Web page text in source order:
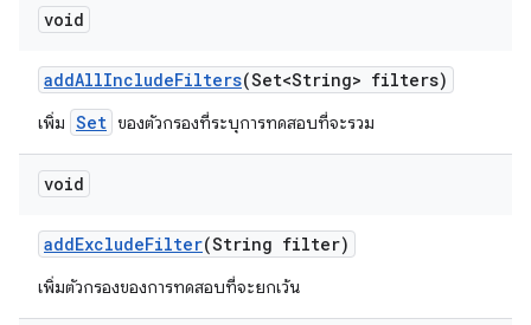
void
addAllIncludeFilters(Set<String> filters)
เพิ่ม Set ของตัวกรองที่ระบุการทดสอบที่จะรวม
void
addExcludeFilter(String filter)
เพิ่มตัวกรองของการทดสอบที่จะยกเว้น